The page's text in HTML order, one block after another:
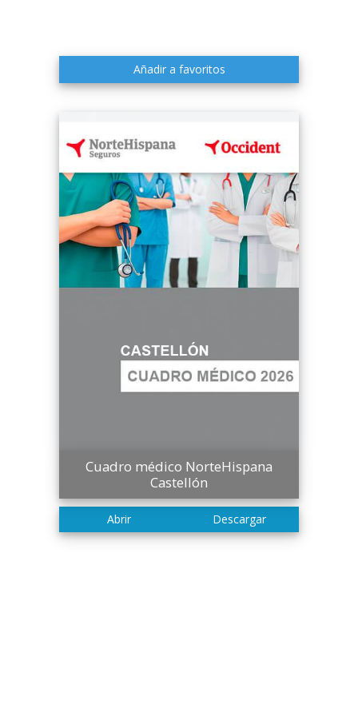
Cuadro médico NorteHispana
Castellón